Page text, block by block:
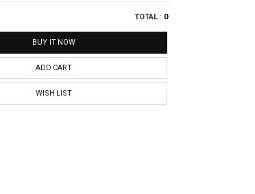
TOTAL : 0
BUY IT NOW
ADD CART
WISH LIST